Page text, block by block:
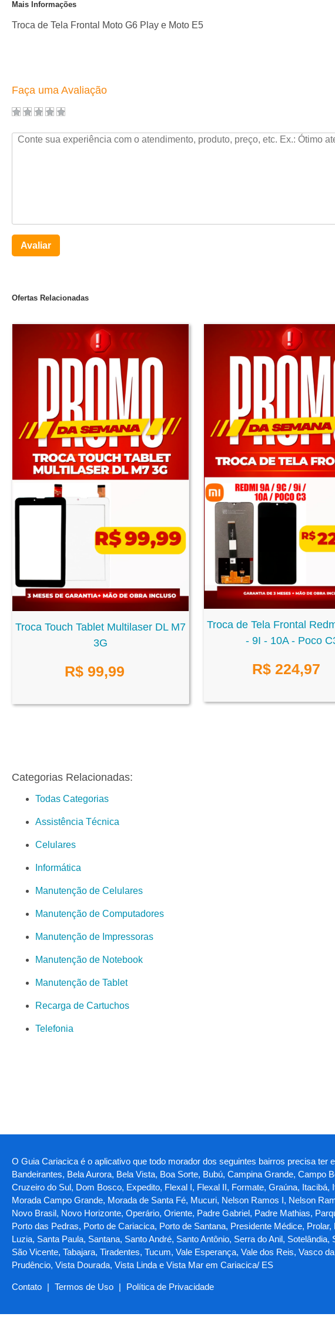
Mais Informações
Troca de Tela Frontal Moto G6 Play e Moto E5
Faça uma Avaliação
Avaliar
Ofertas Relacionadas
Troca Touch Tablet Multilaser DL M7
3G
R$ 99,99
Troca de Tela Frontal
- 9I - 10A - Poco
R$ 224,97
Categorias Relacionadas:
Todas Categorias
Assistência Técnica
Celulares
Informática
Manutenção de Celulares
Manutenção de Computadores
Manutenção de Impressoras
Manutenção de Notebook
Manutenção de Tablet
Recarga de Cartuchos
Telefonia
O Guia Cariacica é o aplicativo que todo morador dos seguintes bairros precisa ter
Bandeirantes, Bela Aurora, Bela Vista, Boa Sorte, Bubú, Campina Grande,
Cruzeiro do Sul, Dom Bosco, Expedito, Flexal I, Flexal II, Formate, Graúna,
Morada Campo Grande, Morada de Santa Fé, Mucuri, Nelson Ramos I, Nelson
Novo Brasil, Novo Horizonte, Operário, Oriente, Padre Gabriel, Padre Mathias,
Porto das Pedras, Porto de Cariacica, Porto de Santana, Presidente Médice,
Luzia, Santa Paula, Santana, Santo André, Santo Antônio, Serra do Anil,
São Vicente, Tabajara, Tiradentes, Tucum, Vale Esperança, Vale dos Reis, Vasco
Prudêncio, Vista Dourada, Vista Linda e Vista Mar em Cariacica/ ES
Contato | Termos de Uso | Política de Privacidade